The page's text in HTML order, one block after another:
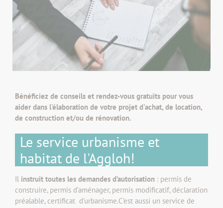
Bénéficiez de conseils et rendez-vous gratuits pour vous
aider dans l'élaboration de votre projet d'achat, de location,
de construction et/ou de rénovation.
Le service urbanisme et
habitat de l'Aggloh!
Il instruit toutes les demandes d’autorisation : permis de
construire, permis d’aménager, permis modificatif, déclaration
préalable, certificat d’urbanisme.C’est aussi un service de